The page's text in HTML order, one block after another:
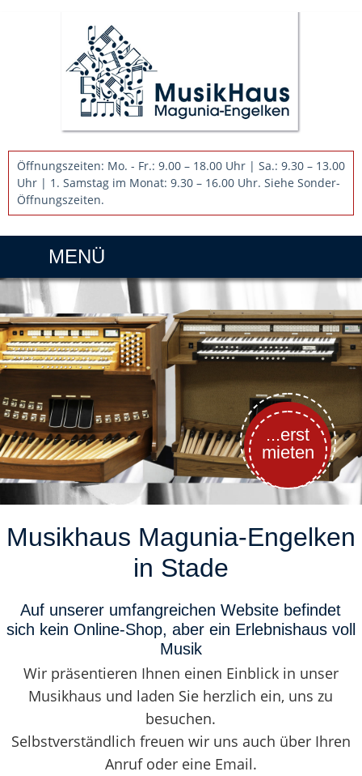
Öffnungszeiten: Mo. - Fr.: 9.00 – 18.00 Uhr | Sa.: 9.30 – 13.00
Uhr | 1. Samstag im Monat: 9.30 – 16.00 Uhr. Siehe Sonder-
Öffnungszeiten.
MENÜ
...erst
mieten
Musikhaus Magunia-Engelken
in Stade
Auf unserer umfangreichen Website befindet
sich kein Online-Shop, aber ein Erlebnishaus voll
Musik
Wir präsentieren Ihnen einen Einblick in unser
Musikhaus und laden Sie herzlich ein, uns zu
besuchen.
Selbstverständlich freuen wir uns auch über Ihren
Anruf oder eine Email.